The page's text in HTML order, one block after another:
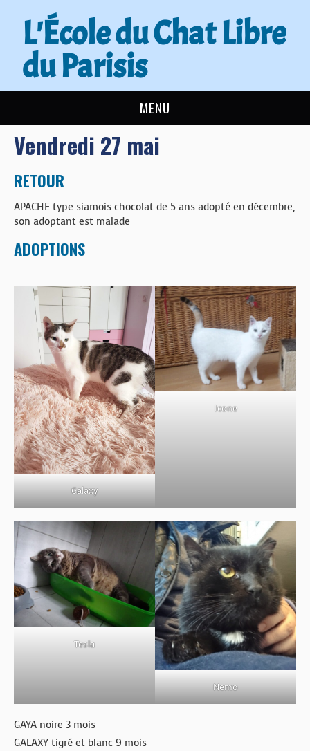
L'École du Chat Libre
du Parisis
MENU
L’ÉCOLE DU CHAT
ACTUALITÉS
ADOPTER
NOUS AIDER
CONTACT
BOUTIQUE
FORUM
Vendredi 27 mai
RETOUR
APACHE type siamois chocolat de 5 ans adopté en décembre,
son adoptant est malade
ADOPTIONS
Galaxy
Icone
Tesla
Nemo
GAYA noire 3 mois
GALAXY tigré et blanc 9 mois